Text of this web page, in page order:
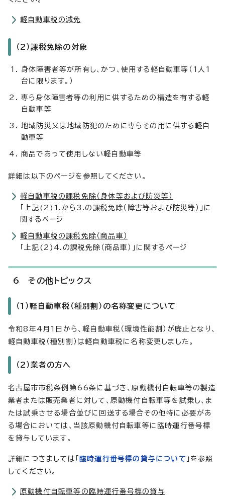
軽自動車税の減免
（2）課税免除の対象
身体障害者等が所有し、かつ、使用する軽自動車等（1人1
台に限ります。）
専ら身体障害者等の利用に供するための構造を有する軽
自動車等
地域防災又は地域防犯のために専らその用に供する軽自
動車等
商品であって使用しない軽自動車等
詳細は以下のページを参照してください。
軽自動車税の課税免除（身体等および防災等）
「上記(2)1.から3.の課税免除（障害等および防災等）」に
関するページ
軽自動車税の課税免除（商品車）
「上記(2)4.の課税免除（商品車）」に関するページ
6 その他トピックス
（1）軽自動車税（種別割）の名称変更について
令和8年4月1日から、軽自動車税（環境性能割）が廃止となり、
軽自動車税（種別割）は軽自動車税に名称変更しました。
（2）業者の方へ
名古屋市市税条例第66条に基づき、原動機付自転車等の製造
業者または販売業者に対して、原動機付自転車等を試乗し、ま
たは試乗させる場合並びに回送する場合その他特に必要があ
る場合においては、当該原動機付自転車等に臨時運行番号標
を貸与しています。
詳細につきましては「 臨時運行番号標の貸与について 」を参照
してください。
原動機付自転車等の臨時運行番号標の貸与